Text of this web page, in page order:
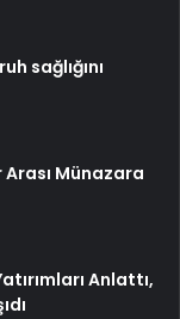
sağlığını
Münazara
Anlattı,